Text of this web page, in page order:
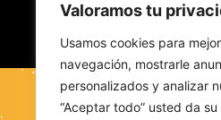
Valoramos tu
Usamos cookies para
navegación, mostrarle
personalizados y analizar
“Aceptar todo” usted da